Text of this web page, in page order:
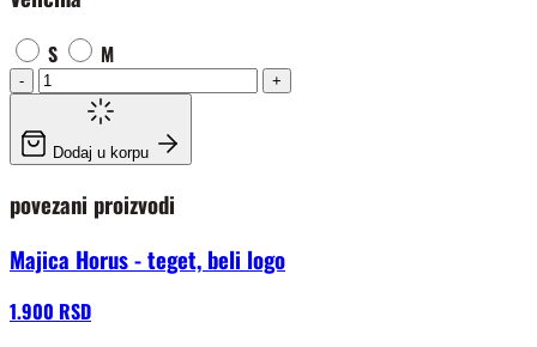
S M
- +
Dodaj u korpu
povezani proizvodi
Majica Horus - teget, beli logo
1.900 RSD